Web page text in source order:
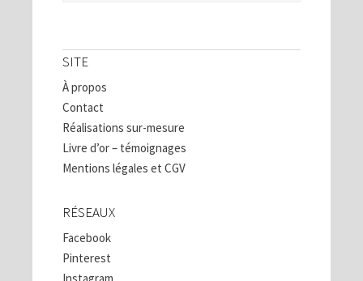
SITE
À propos
Contact
Réalisations sur-mesure
Livre d’or – témoignages
Mentions légales et CGV
RÉSEAUX
Facebook
Pinterest
Instagram